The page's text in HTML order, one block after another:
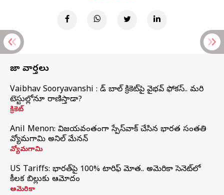
తాజా వార్తలు
Vaibhav Sooryavanshi : రెడ్ బాల్ క్రికెట్‌పై వైభవ్ ఫోకస్.. మరి
టెస్టుల్లోనూ రాణిస్తాడా?
క్రికెట్
Anil Menon: విజయవంతంగా స్పేస్‌వాక్‌ చేసిన భారత సంతతి
వ్యోమగామి అనిల్‌ మేనన్
వ్యోమగామి
US Tariffs: భారత్‌పై 100% టారిఫ్‌ మోత.. అమెరికా సెనెట్‌లో
కీలక బిల్లుకు ఆమోదం
అమెరికా